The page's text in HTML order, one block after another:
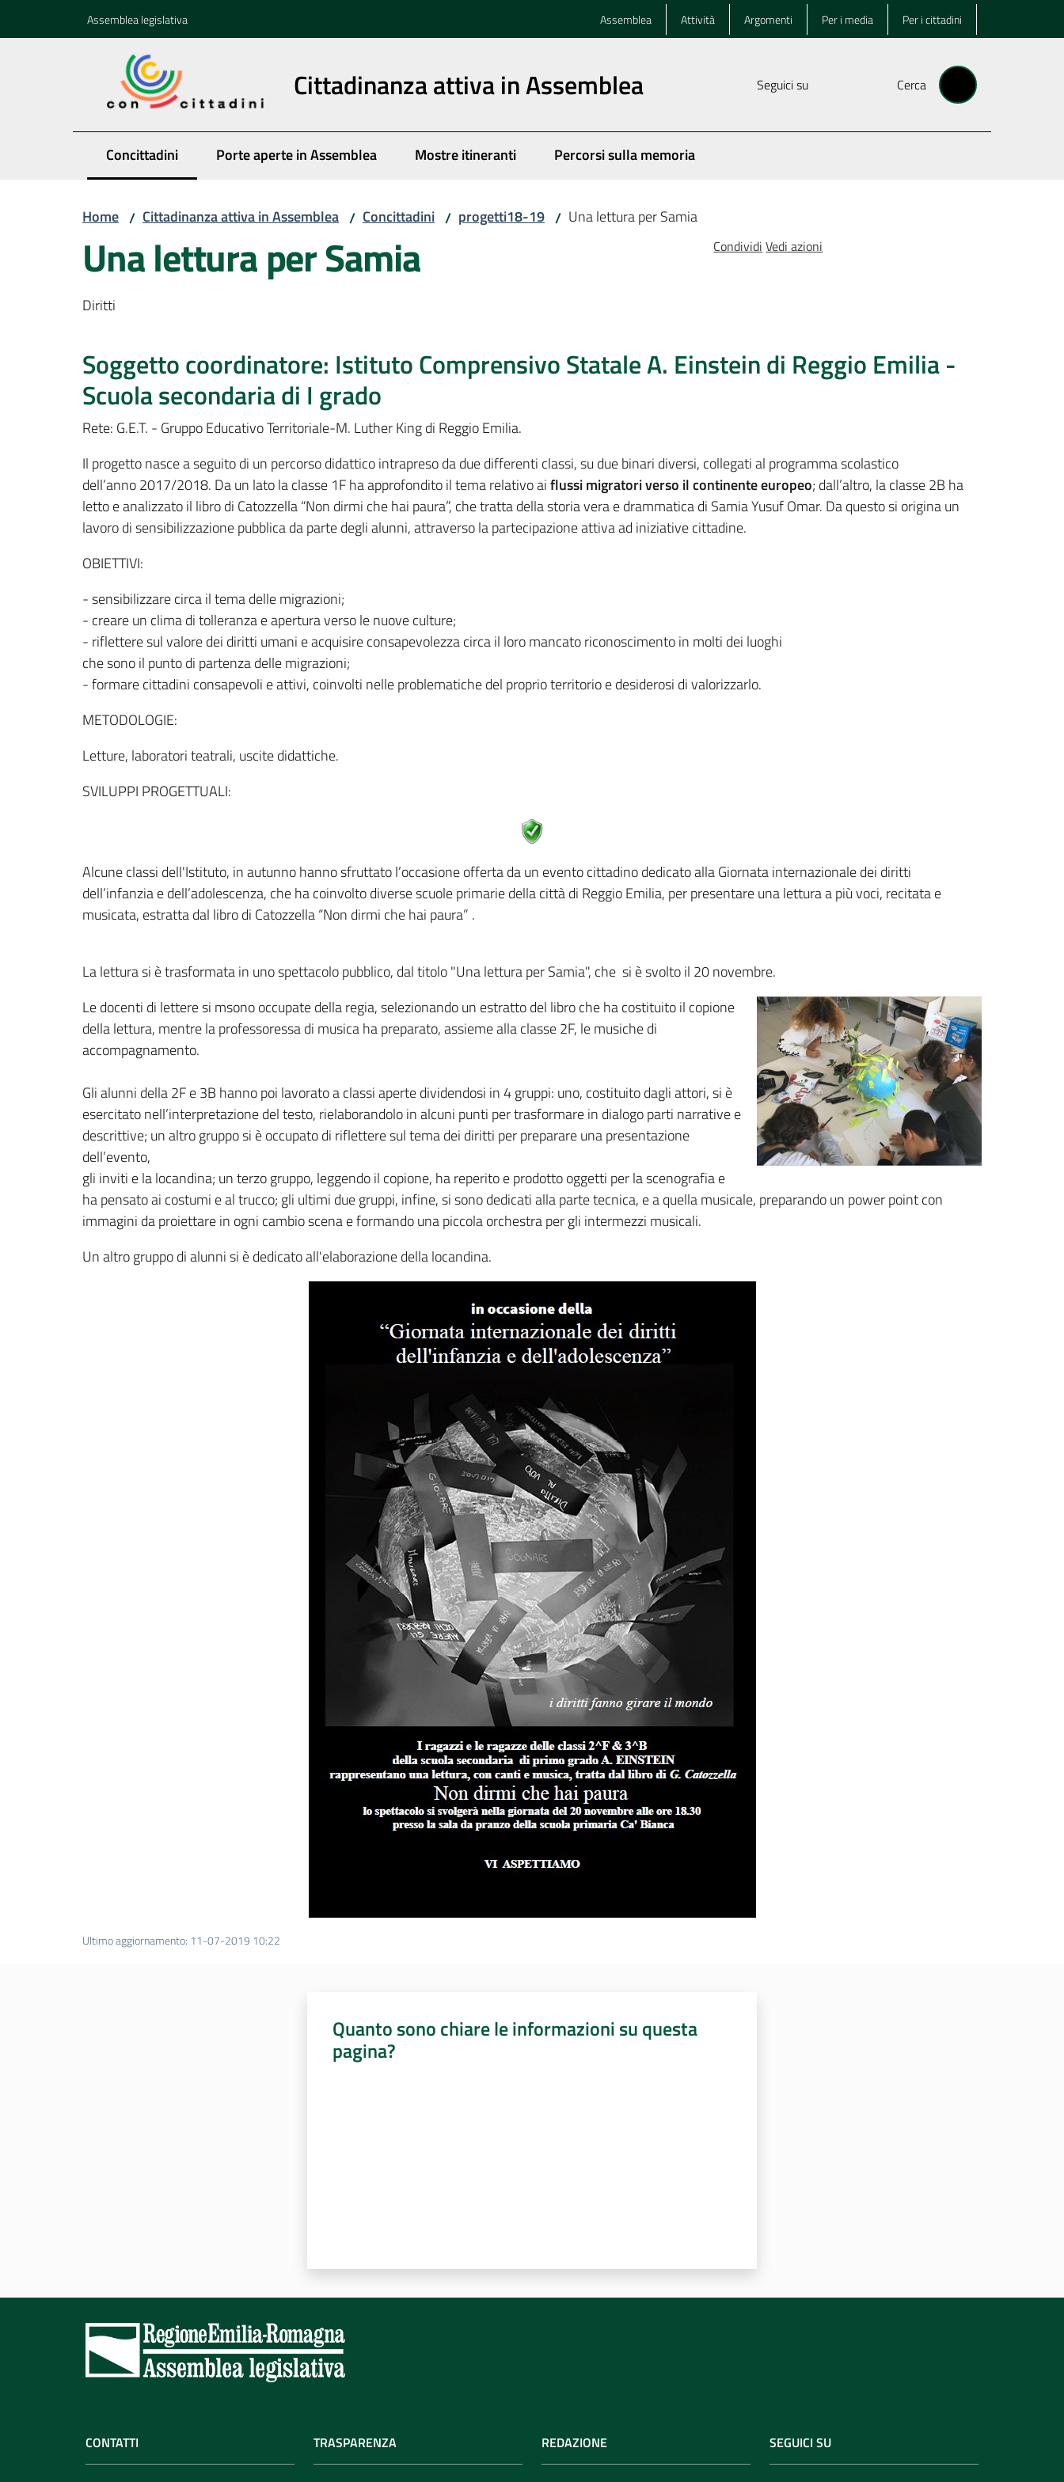
Assemblea legislativa Assemblea Attività Argomenti Per i media Per i cittadini
Cittadinanza attiva in Assemblea Seguici su Cerca
Concittadini
Menu selezionato Porte aperte in Assemblea Mostre itineranti Percorsi sulla memoria
Home / Cittadinanza attiva in Assemblea / Concittadini / progetti18-19 / Una lettura per Samia
Una lettura per Samia
Diritti
Condividi Vedi azioni
Soggetto coordinatore: Istituto Comprensivo Statale A. Einstein di Reggio Emilia -
Scuola secondaria di I grado
Rete: G.E.T. - Gruppo Educativo Territoriale-M. Luther King di Reggio Emilia.
Il progetto nasce a seguito di un percorso didattico intrapreso da due differenti classi, su due binari diversi, collegati al programma scolastico
dell’anno 2017/2018. Da un lato la classe 1F ha approfondito il tema relativo aiflussi migratori verso il continente europeo; dall’altro, la classe 2B ha
letto e analizzato il libro di Catozzella “Non dirmi che hai paura”, che tratta della storia vera e drammatica di Samia Yusuf Omar. Da questo si origina un
lavoro di sensibilizzazione pubblica da parte degli alunni, attraverso la partecipazione attiva ad iniziative cittadine.
OBIETTIVI:
- sensibilizzare circa il tema delle migrazioni;
- creare un clima di tolleranza e apertura verso le nuove culture;
- riflettere sul valore dei diritti umani e acquisire consapevolezza circa il loro mancato riconoscimento in molti dei luoghi
che sono il punto di partenza delle migrazioni;
- formare cittadini consapevoli e attivi, coinvolti nelle problematiche del proprio territorio e desiderosi di valorizzarlo.
METODOLOGIE:
Letture, laboratori teatrali, uscite didattiche.
SVILUPPI PROGETTUALI:
Alcune classi dell'Istituto, in autunno hanno sfruttato l’occasione offerta da un evento cittadino dedicato alla Giornata internazionale dei diritti
dell’infanzia e dell’adolescenza, che ha coinvolto diverse scuole primarie della città di Reggio Emilia, per presentare una lettura a più voci, recitata e
musicata, estratta dal libro di Catozzella “Non dirmi che hai paura” .
La lettura si è trasformata in uno spettacolo pubblico, dal titolo "Una lettura per Samia", che si è svolto il 20 novembre.
Le docenti di lettere si msono occupate della regia, selezionando un estratto del libro che ha costituito il copione
della lettura, mentre la professoressa di musica ha preparato, assieme alla classe 2F, le musiche di
accompagnamento.
Gli alunni della 2F e 3B hanno poi lavorato a classi aperte dividendosi in 4 gruppi: uno, costituito dagli attori, si è
esercitato nell’interpretazione del testo, rielaborandolo in alcuni punti per trasformare in dialogo parti narrative e
descrittive; un altro gruppo si è occupato di riflettere sul tema dei diritti per preparare una presentazione
dell’evento,
gli inviti e la locandina; un terzo gruppo, leggendo il copione, ha reperito e prodotto oggetti per la scenografia e
ha pensato ai costumi e al trucco; gli ultimi due gruppi, infine, si sono dedicati alla parte tecnica, e a quella musicale, preparando un power point con
immagini da proiettare in ogni cambio scena e formando una piccola orchestra per gli intermezzi musicali.
Un altro gruppo di alunni si è dedicato all'elaborazione della locandina.
Ultimo aggiornamento: 11-07-2019 10:22
Quanto sono chiare le informazioni su questa
pagina?
CONTATTI TRASPARENZA REDAZIONE SEGUICI SU